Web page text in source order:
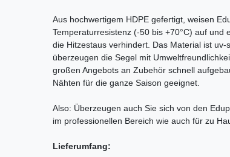
Aus hochwertigem HDPE gefertigt, weisen
Temperaturresistenz (-50 bis +70°C) auf und
die Hitzestaus verhindert. Das Material ist
überzeugen die Segel mit
großen Angebots an Zubehör schnell
Nähten für die ganze Saison geeignet.
Also: Überzeugen auch Sie sich von den
im professionellen Bereich wie auch für zu
Lieferumfang: